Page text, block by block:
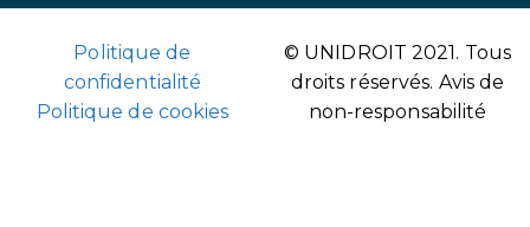
Politique de
confidentialité
Politique de cookies
© UNIDROIT 2021. Tous
droits réservés. Avis de
non-responsabilité